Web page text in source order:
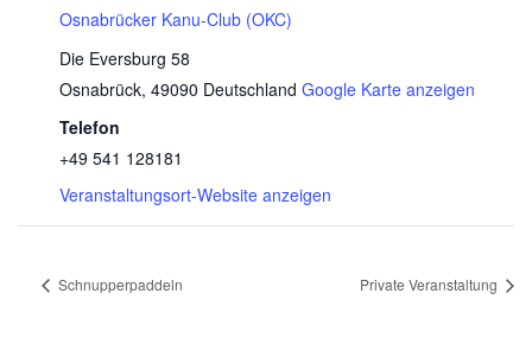
Osnabrücker Kanu-Club (OKC)
Die Eversburg 58
Osnabrück, 49090 Deutschland Google Karte anzeigen
Telefon
+49 541 128181
Veranstaltungsort-Website anzeigen
Schnupperpaddeln Private Veranstaltung